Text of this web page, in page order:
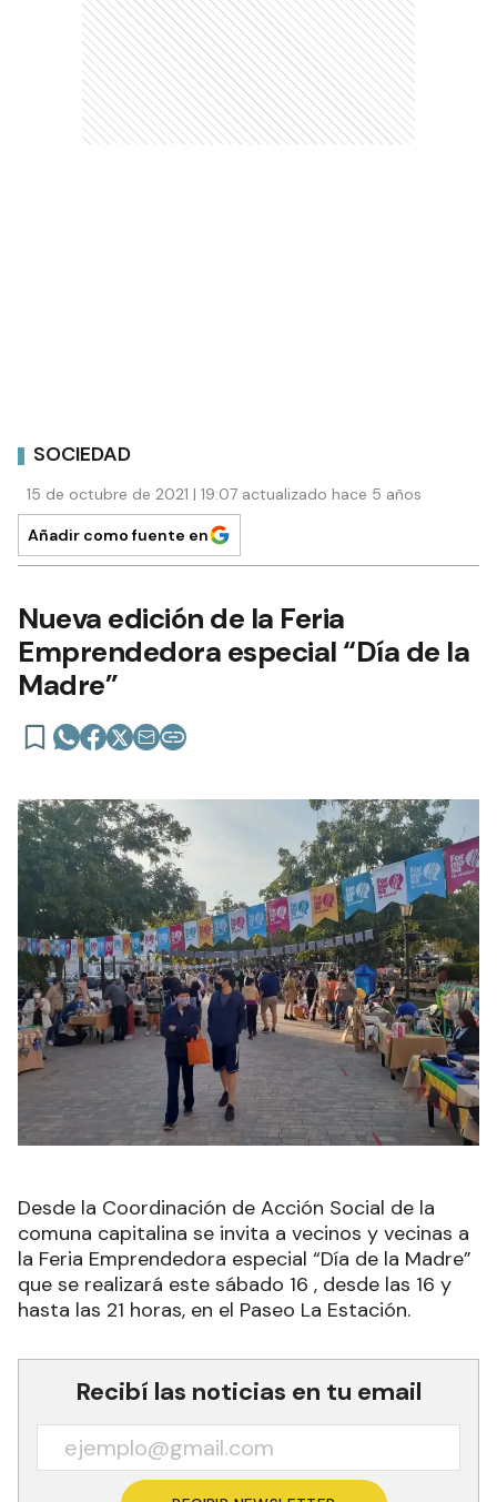
SOCIEDAD
15 de octubre de 2021 | 19:07 actualizado hace 5 años
Añadir como fuente en
Nueva edición de la Feria
Emprendedora especial “Día de la
Madre”
Desde la Coordinación de Acción Social de la
comuna capitalina se invita a vecinos y vecinas a
la Feria Emprendedora especial “Día de la Madre”
que se realizará este sábado 16 , desde las 16 y
hasta las 21 horas, en el Paseo La Estación.
Recibí las noticias en tu email